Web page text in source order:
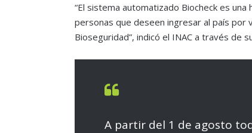
“El sistema automatizado Biocheck es
personas que deseen ingresar al país
Bioseguridad”, indicó el INAC a través de
A partir del 1 de agosto